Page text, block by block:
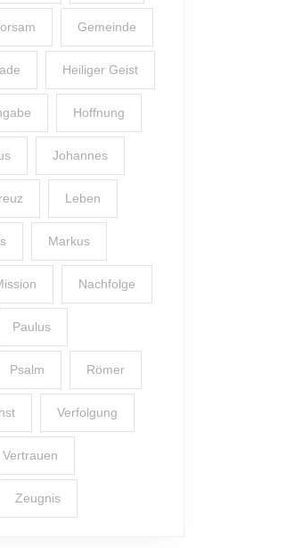
Gemeinde
Heiliger Geist
Hoffnung
Johannes
Leben
Markus
Nachfolge
Paulus
Psalm Römer
Verfolgung
Vertrauen
Zeugnis